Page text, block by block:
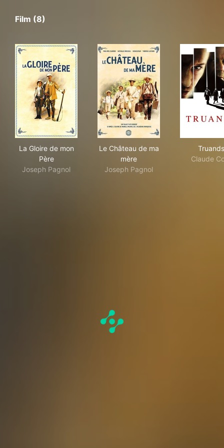
Film (8)
La Gloire de mon
Père
Joseph Pagnol
Le Château de ma
mère
Joseph Pagnol
Truands
Claude